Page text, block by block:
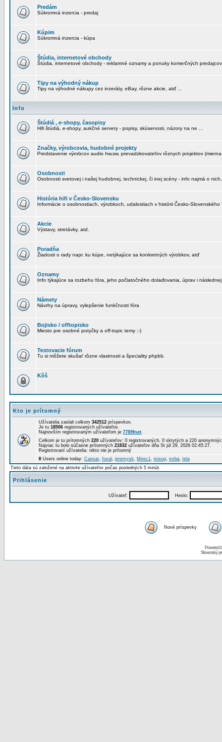
Predám
Súkromná inzercia - predaj
Kúpim
Súkromná inzercia - kúpa
Štúdia, internetové obchody
Štúdia, internetové obchody - reklamné oznamy a ponuky komerčných predajcov
Tipy na výhodný nákup
Tipy na výhodné nákupy cez inzeráty, eBay, rôzne akcie, atď ...
Info
Štúdiá , e-shopy, časopisy
Hifi štúdiá, e-shopy, aukčné servery - popisy, skúsenosti, názory na ne ...
Značky, výrobcovia, hudobné projekty
Predstavenie výrobcov audio hw,sw, prevadzkovateľov rôznych projektov
Osobnosti
Osobnosti svetovej i našej hudobnej, technickej, či inej scény - info najmä o
História hifi v Česko-Slovensku
Informácie o osobnostiach, výrobkoch, udalostiach v histórii Česko-Slovenského
Akcie
Výstavy, stretávky, atd.
Poradňa
Žiadosti o rady napr. ku kúpe, netýkajúce sa konkretných výrobkov, atď
Oznamy
Info týkajúce sa rozbehu fóra, jeho počiatočného dolaďovania, úprav i
Námety
Návrhy na úpravy, vylepšenie funkčnosti fóra
Bojisko / offtopisko
Miesto pre osobné potyčky a off-topic temy :-)
Testovacie fórum
Tu si môžete skušať rôzne vlastnosti a špeciality phpbb.
Kôš
Kto je prítomný
Užívatelia zaslali celkom 342512 príspevkov.
Je tu 18506 registrovaných užívateľov.
Najnovším registrovaným užívateľom je 7789fnet.
Celkom je tu prítomných 220 užívateľov: 0 registrovaných, 0 skrytých a 220
Najviac tu bolo súčasne prítomných 21832 užívateľov dňa St júl 29, 2026 02:45:27.
Registrovaní užívatelia: nikto nie je prítomný
8 Users online today: Caesar, foxal , jeremysk, Mirec1, misog, mrba, tela
Tieto dáta sú založené na aktivite užívateľov počas posledných 5 minút.
Prihlásenie
Užívateľ: Heslo:
Nové príspevky
Powered
Slovenský